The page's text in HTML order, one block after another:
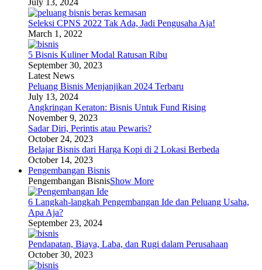
July 13, 2024
Seleksi CPNS 2022 Tak Ada, Jadi Pengusaha Aja!
March 1, 2022
5 Bisnis Kuliner Modal Ratusan Ribu
September 30, 2023
Latest News
Peluang Bisnis Menjanjikan 2024 Terbaru
July 13, 2024
Angkringan Keraton: Bisnis Untuk Fund Rising
November 9, 2023
Sadar Diri, Perintis atau Pewaris?
October 24, 2023
Belajar Bisnis dari Harga Kopi di 2 Lokasi Berbeda
October 14, 2023
Pengembangan Bisnis
Pengembangan BisnisShow More
6 Langkah-langkah Pengembangan Ide dan Peluang Usaha,
Apa Aja?
September 23, 2024
Pendapatan, Biaya, Laba, dan Rugi dalam Perusahaan
October 30, 2023